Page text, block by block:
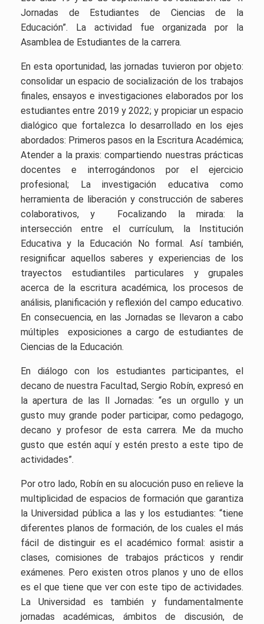
Jornadas de Estudiantes de Ciencias de la
Educación”. La actividad fue organizada por la
Asamblea de Estudiantes de la carrera.
En esta oportunidad, las jornadas tuvieron por objeto:
consolidar un espacio de socialización de los trabajos
finales, ensayos e investigaciones elaborados por los
estudiantes entre 2019 y 2022; y propiciar un espacio
dialógico que fortalezca lo desarrollado en los ejes
abordados: Primeros pasos en la Escritura Académica;
Atender a la praxis: compartiendo nuestras prácticas
docentes e interrogándonos por el ejercicio
profesional; La investigación educativa como
herramienta de liberación y construcción de saberes
colaborativos, y Focalizando la mirada: la
intersección entre el currículum, la Institución
Educativa y la Educación No formal. Así también,
resignificar aquellos saberes y experiencias de los
trayectos estudiantiles particulares y grupales
acerca de la escritura académica, los procesos de
análisis, planificación y reflexión del campo educativo.
En consecuencia, en las Jornadas se llevaron a cabo
múltiples exposiciones a cargo de estudiantes de
Ciencias de la Educación.
En diálogo con los estudiantes participantes, el
decano de nuestra Facultad, Sergio Robín, expresó en
la apertura de las ll Jornadas: “es un orgullo y un
gusto muy grande poder participar, como pedagogo,
decano y profesor de esta carrera. Me da mucho
gusto que estén aquí y estén presto a este tipo de
actividades”.
Por otro lado, Robín en su alocución puso en relieve la
multiplicidad de espacios de formación que garantiza
la Universidad pública a las y los estudiantes: “tiene
diferentes planos de formación, de los cuales el más
fácil de distinguir es el académico formal: asistir a
clases, comisiones de trabajos prácticos y rendir
exámenes. Pero existen otros planos y uno de ellos
es el que tiene que ver con este tipo de actividades.
La Universidad es también y fundamentalmente
jornadas académicas, ámbitos de discusión, de